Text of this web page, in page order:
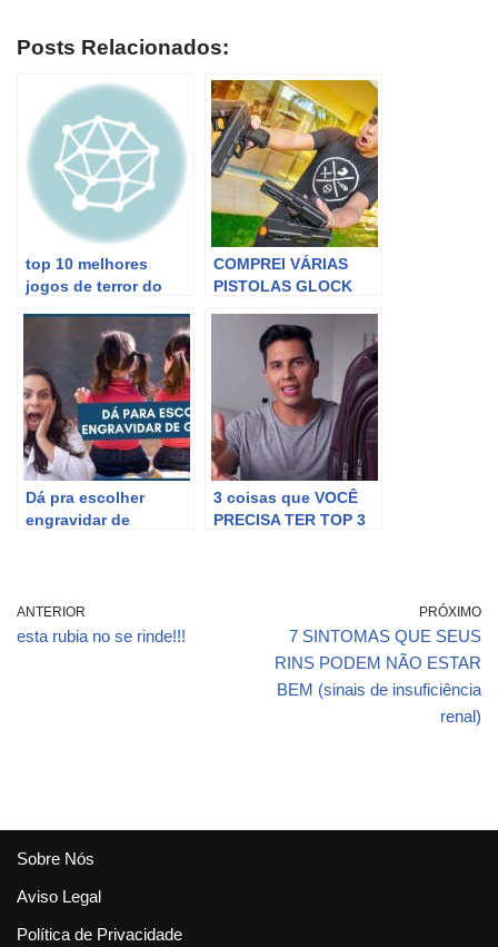
Posts Relacionados:
top 10 melhores
jogos de terror do
vai ter top 1 mermo)
COMPREI VÁRIAS
PISTOLAS GLOCK
Dá pra escolher
engravidar de
3 coisas que VOCÊ
PRECISA TER TOP 3
ANTERIOR
esta rubia no se rinde!!!
PRÓXIMO
7 SINTOMAS QUE SEUS
RINS PODEM NÃO ESTAR
BEM (sinais de insuficiência
renal)
Sobre Nós
Aviso Legal
Política de Privacidade